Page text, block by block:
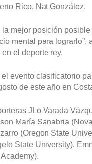
Rico, Nat González.
mejor posición
mental para lograrlo”,
el deporte rey.
evento clasificatorio
de este año en
JLo Varada
María Sanabria
(Oregon State
State University),